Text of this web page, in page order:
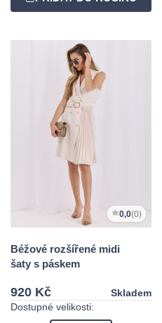
0,0(0)
Béžové rozšířené midi
šaty s páskem
920 Kč
Skladem
Dostupné velikosti: